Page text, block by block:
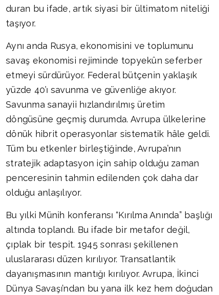
duran bu ifade, artık siyasi bir ültimatom niteliği
taşıyor.
Aynı anda Rusya, ekonomisini ve toplumunu
savaş ekonomisi rejiminde topyekûn seferber
etmeyi sürdürüyor. Federal bütçenin yaklaşık
yüzde 40’ı savunma ve güvenliğe akıyor.
Savunma sanayii hızlandırılmış üretim
döngüsüne geçmiş durumda. Avrupa ülkelerine
dönük hibrit operasyonlar sistematik hâle geldi.
Tüm bu etkenler birleştiğinde, Avrupa’nın
stratejik adaptasyon için sahip olduğu zaman
penceresinin tahmin edilenden çok daha dar
olduğu anlaşılıyor.
Bu yılki Münih konferansı “Kırılma Anında” başlığı
altında toplandı. Bu ifade bir metafor değil,
çıplak bir tespit. 1945 sonrası şekillenen
uluslararası düzen kırılıyor. Transatlantik
dayanışmasının mantığı kırılıyor. Avrupa, İkinci
Dünya Savaşı’ndan bu yana ilk kez hem doğudan